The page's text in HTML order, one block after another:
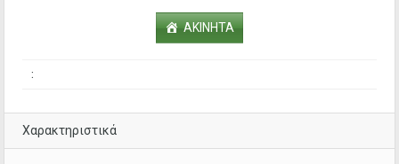
ΑΚΙΝΗΤΑ
:
Χαρακτηριστικά